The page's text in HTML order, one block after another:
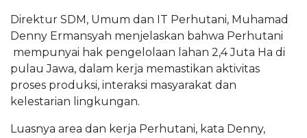
Direktur SDM, Umum dan IT Perhutani, Muhamad
Denny Ermansyah menjelaskan bahwa Perhutani
mempunyai hak pengelolaan lahan 2,4 Juta Ha di
pulau Jawa, dalam kerja memastikan aktivitas
proses produksi, interaksi masyarakat dan
kelestarian lingkungan.
Luasnya area dan kerja Perhutani, kata Denny,